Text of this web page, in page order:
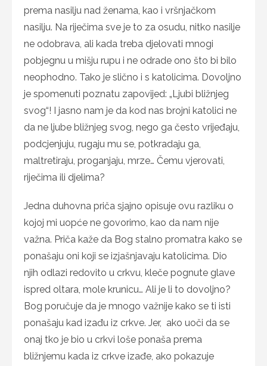
prema nasilju nad ženama, kao i vršnjačkom
nasilju. Na riječima sve je to za osudu, nitko nasilje
ne odobrava, ali kada treba djelovati mnogi
pobjegnu u mišju rupu i ne odrade ono što bi bilo
neophodno. Tako je slično i s katolicima. Dovoljno
je spomenuti poznatu zapovijed: „Ljubi bližnjeg
svog“! I jasno nam je da kod nas brojni katolici ne
da ne ljube bližnjeg svog, nego ga često vrijeđaju,
podcjenjuju, rugaju mu se, potkradaju ga,
maltretiraju, proganjaju, mrze… Čemu vjerovati,
riječima ili djelima?
Jedna duhovna priča sjajno opisuje ovu razliku o
kojoj mi uopće ne govorimo, kao da nam nije
važna. Priča kaže da Bog stalno promatra kako se
ponašaju oni koji se izjašnjavaju katolicima. Dio
njih odlazi redovito u crkvu, kleče pognute glave
ispred oltara, mole krunicu… Ali je li to dovoljno?
Bog poručuje da je mnogo važnije kako se ti isti
ponašaju kad izađu iz crkve. Jer, ako uoči da se
onaj tko je bio u crkvi loše ponaša prema
bližnjemu kada iz crkve izađe, ako pokazuje